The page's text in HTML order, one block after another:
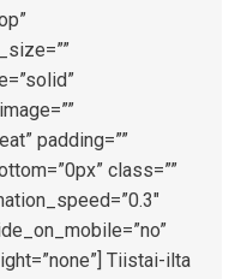
padding=””
class=””
Tiistai-ilta